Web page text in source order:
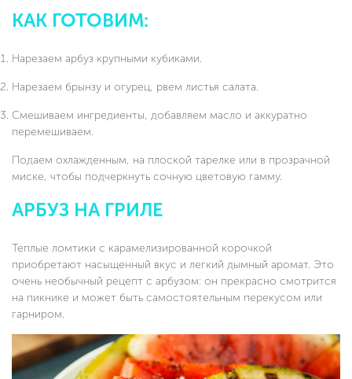
КАК ГОТОВИМ:
Нарезаем арбуз крупными кубиками.
Нарезаем брынзу и огурец, рвем листья салата.
Смешиваем ингредиенты, добавляем масло и аккуратно
перемешиваем.
Подаем охлажденным, на плоской тарелке или в прозрачной
миске, чтобы подчеркнуть сочную цветовую гамму.
АРБУЗ НА ГРИЛЕ
Теплые ломтики с карамелизированной корочкой
приобретают насыщенный вкус и легкий дымный аромат. Это
очень необычный рецепт с арбузом: он прекрасно смотрится
на пикнике и может быть самостоятельным перекусом или
гарниром.